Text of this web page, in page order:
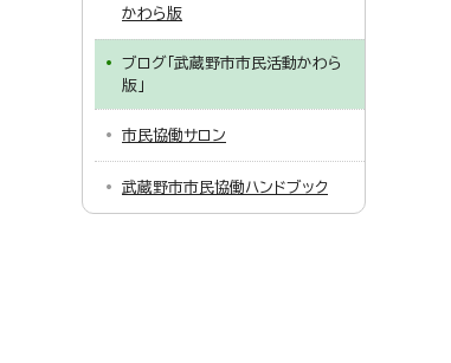
かわら版
ブログ「武蔵野市市民活動かわら
版」
市民協働サロン
武蔵野市市民協働ハンドブック